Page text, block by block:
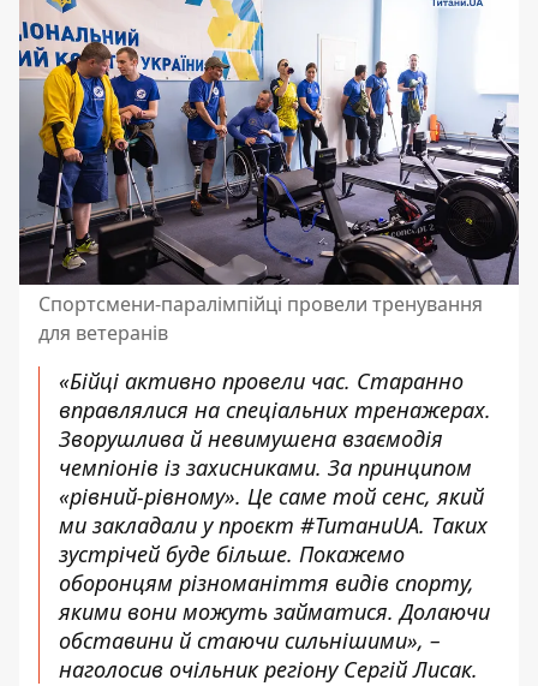
Спортсмени-паралімпійці провели тренування
для ветеранів
«Бійці активно провели час. Старанно
вправлялися на спеціальних тренажерах.
Зворушлива й невимушена взаємодія
чемпіонів із захисниками. За принципом
«рівний-рівному». Це саме той сенс, який
ми закладали у проєкт #ТитаниUA. Таких
зустрічей буде більше. Покажемо
оборонцям різноманіття видів спорту,
якими вони можуть займатися. Долаючи
обставини й стаючи сильнішими», –
наголосив очільник регіону Сергій Лисак.